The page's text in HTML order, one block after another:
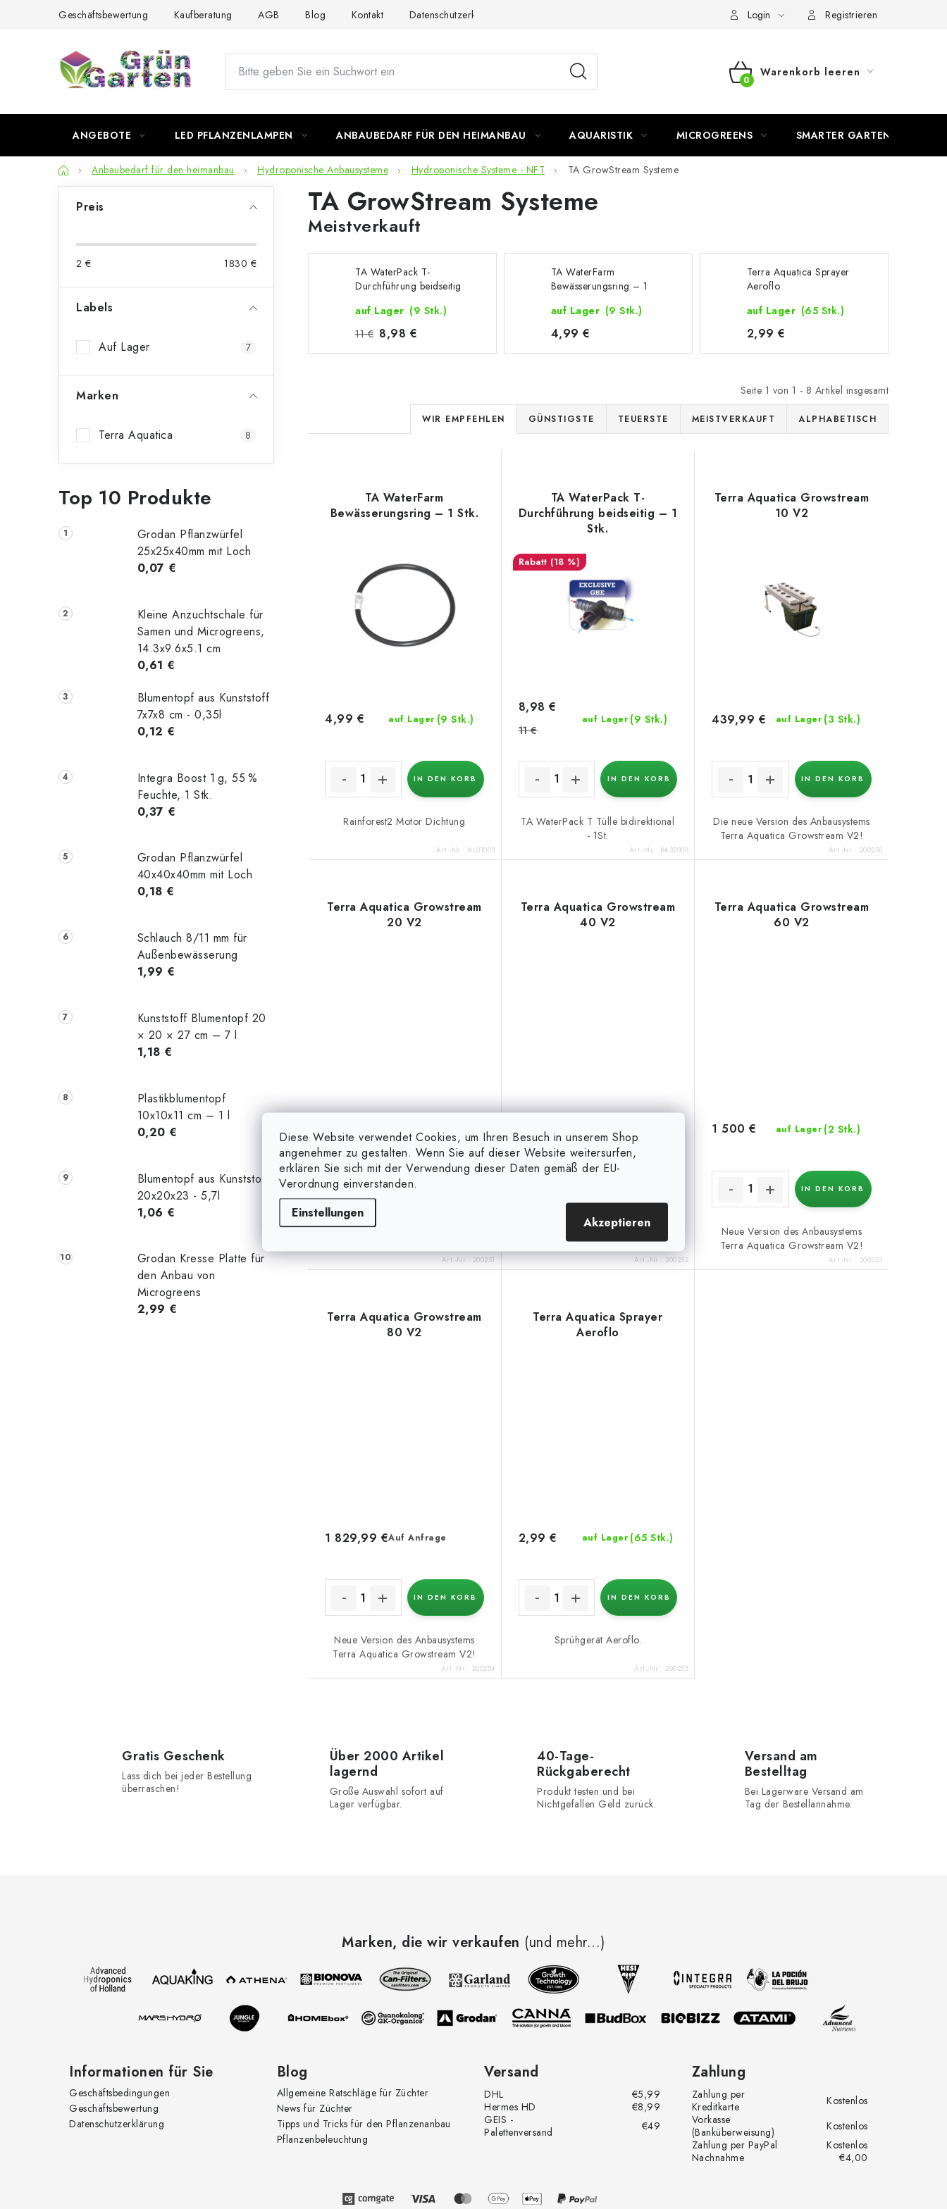
Diese Website verwendet Cookies, um Ihren Besuch in unserem Shop
angenehmer zu gestalten. Wenn Sie auf dieser Website weitersurfen,
erklären Sie sich mit der Verwendung dieser Daten gemäß der EU-
Verordnung einverstanden.
Einstellungen
Akzeptieren
Geschäftsbewertung Kaufberatung AGB Blog Kontakt Datenschutzerklärung Login Registrieren
WARENKORB
Warenkorb leeren
ANGEBOTE LED PFLANZENLAMPEN ANBAUBEDARF FÜR DEN HEIMANBAU AQUARISTIK MICROGREENS SMARTER GARTEN
StartseiteAnbaubedarf für den heimanbau Hydroponische Anbausysteme Hydroponische Systeme - NFT TA GrowStream Systeme
t
e
t
e
Preis
2 € 1830 €
Labels
Auf Lager 7
Marken
Terra Aquatica 8
Top 10 Produkte
Grodan Pflanzwürfel
25x25x40mm mit Loch
0,07 €
Kleine Anzuchtschale für
Samen und Microgreens,
14.3x9.6x5.1 cm
0,61 €
Blumentopf aus Kunststoff
7x7x8 cm - 0,35l
0,12 €
Integra Boost 1 g, 55 %
Feuchte, 1 Stk.
0,37 €
Grodan Pflanzwürfel
40x40x40mm mit Loch
0,18 €
Schlauch 8/11 mm für
Außenbewässerung
1,99 €
Kunststoff Blumentopf 20
× 20 × 27 cm – 7 l
1,18 €
Plastikblumentopf
10x10x11 cm – 1 l
0,20 €
Blumentopf aus Kunststoff
20x20x23 - 5,7l
1,06 €
Grodan Kresse Platte für
den Anbau von
Microgreens
2,99 €
TA GrowStream Systeme
Meistverkauft
TA WaterPack T-
Durchführung beidseitig
auf Lager (9 Stk.)
11 € 8,98 €
TA WaterFarm
Bewässerungsring – 1
auf Lager (9 Stk.)
4,99 €
Terra Aquatica Sprayer
Aeroflo
auf Lager (65 Stk.)
2,99 €
Seite 1 von 1 - 8 Artikel insgesamt
P
r
d
u
t
o
r
i
r
u
n
WIR EMPFEHLEN GÜNSTIGSTE TEUERSTE MEISTVERKAUFT ALPHABETISCH
e
TA WaterFarm
Bewässerungsring – 1 Stk.
auf Lager (9 Stk.)
4,99 €
IN DEN KORB
Rainforest2 Motor Dichtung
Art.-Nr.:AL01003
TA WaterPack T-
Durchführung beidseitig – 1
Stk.
(18 %)
auf Lager (9 Stk.)
8,98 €
11 €
IN DEN KORB
TA WaterPack T Tülle bidirektional
- 1St.
Art.-Nr.: RA32008
Terra Aquatica Growstream
10 V2
auf Lager (3 Stk.)
439,99 €
IN DEN KORB
Die neue Version des Anbausystems
Terra Aquatica Growstream V2!
Art.-Nr.: 200250
Terra Aquatica Growstream
20 V2
869,99 €
IN DEN KORB
Neue Version des Anbausystems
Art.-Nr.: 200251
Terra Aquatica Growstream
40 V2
auf Lager
1 179,99 €
Neue Version des Anbausystems
Terra Aquatica Growstream V2!
Art.-Nr.: 200252
Terra Aquatica Growstream
60 V2
auf Lager (2 Stk.)
1 500 €
IN DEN KORB
Neue Version des Anbausystems
Terra Aquatica Growstream V2!
Art.-Nr.: 200253
Terra Aquatica Growstream
80 V2
Auf Anfrage
1 829,99 €
IN DEN KORB
Neue Version des Anbausystems
Terra Aquatica Growstream V2!
Art.-Nr.: 200254
Terra Aquatica Sprayer
Aeroflo
auf Lager (65 Stk.)
2,99 €
IN DEN KORB
Sprühgerät Aeroflo.
Art.-Nr.: 200255
e
n
t
e
r
L
Gratis Geschenk
Lass dich bei jeder Bestellung
überraschen!
Über 2000 Artikel
lagernd
Große Auswahl sofort auf
Lager verfügbar.
40-Tage-
Rückgaberecht
Produkt testen und bei
Nichtgefallen Geld zurück.
Versand am
Bestelltag
Bei Lagerware Versand am
Tag der Bestellannahme.
Marken, die wir verkaufen (und mehr...)
Informationen für Sie
Geschäftsbedingungen
Geschäftsbewertung
Datenschutzerklärung
Blog
Allgemeine Ratschläge für Züchter
News für Züchter
Tipps und Tricks für den Pflanzenanbau
Pflanzenbeleuchtung
Versand
DHL
€5,99
Hermes HD
€8,99
GEIS -
Palettenversand
€49
Zahlung
Zahlung per
Kreditkarte
Kostenlos
Vorkasse
(Banküberweisung)
Kostenlos
Zahlung per PayPal
Kostenlos
Nachnahme
€4,00